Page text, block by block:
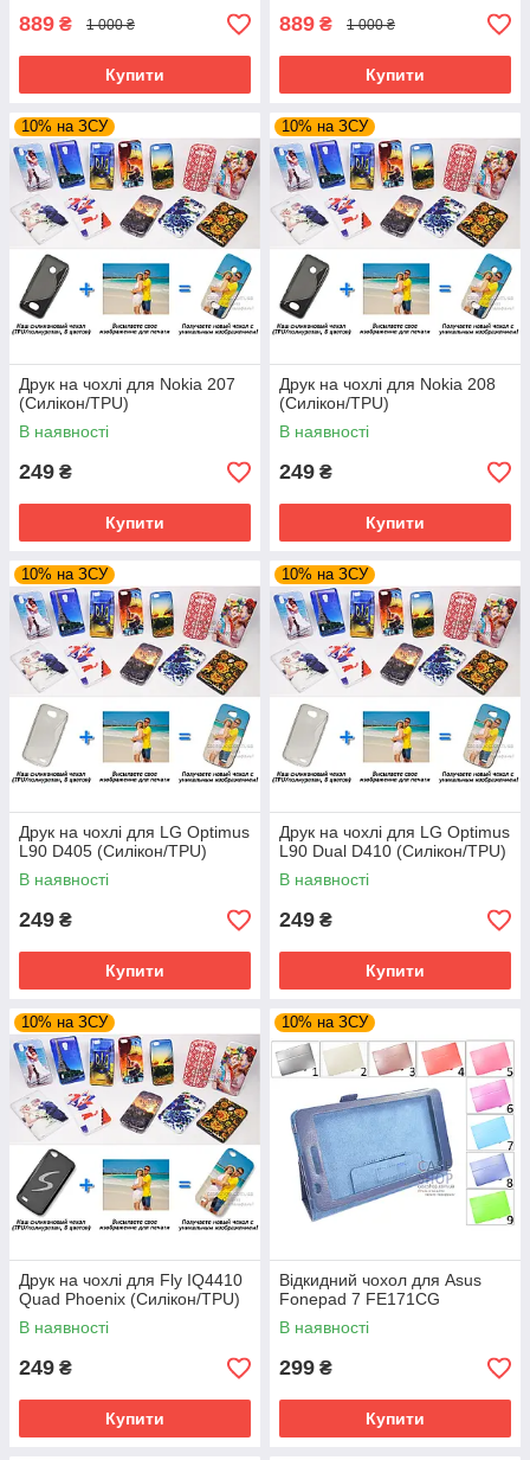
889 ₴ 1 000 ₴
Купити
889 ₴ 1 000 ₴
Купити
10% на ЗСУ
Друк на чохлі для Nokia 207
(Силікон/TPU)
В наявності
249 ₴
Купити
10% на ЗСУ
Друк на чохлі для Nokia 208
(Силікон/TPU)
В наявності
249 ₴
Купити
10% на ЗСУ
Друк на чохлі для LG Optimus
L90 D405 (Силікон/TPU)
В наявності
249 ₴
Купити
10% на ЗСУ
Друк на чохлі для LG Optimus
L90 Dual D410 (Силікон/TPU)
В наявності
249 ₴
Купити
10% на ЗСУ
Друк на чохлі для Fly IQ4410
Quad Phoenix (Силікон/TPU)
В наявності
249 ₴
Купити
10% на ЗСУ
Відкидний чохол для Asus
Fonepad 7 FE171CG
В наявності
299 ₴
Купити